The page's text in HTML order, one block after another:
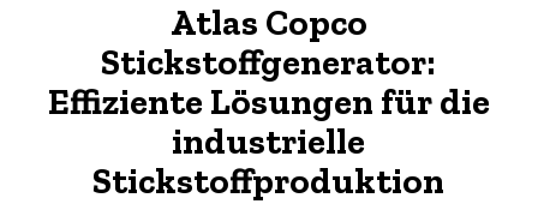
Atlas Copco
Stickstoffgenerator:
Effiziente Lösungen für die
industrielle
Stickstoffproduktion